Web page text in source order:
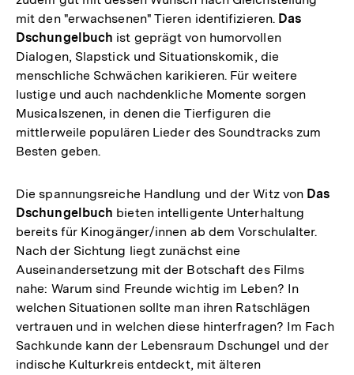
mit den "erwachsenen" Tieren identifizieren. Das
Dschungelbuch ist geprägt von humorvollen
Dialogen, Slapstick und Situationskomik, die
menschliche Schwächen karikieren. Für weitere
lustige und auch nachdenkliche Momente sorgen
Musicalszenen, in denen die Tierfiguren die
mittlerweile populären Lieder des Soundtracks zum
Besten geben.
Die spannungsreiche Handlung und der Witz von Das
Dschungelbuch bieten intelligente Unterhaltung
bereits für Kinogänger/innen ab dem Vorschulalter.
Nach der Sichtung liegt zunächst eine
Auseinandersetzung mit der Botschaft des Films
nahe: Warum sind Freunde wichtig im Leben? In
welchen Situationen sollte man ihren Ratschlägen
vertrauen und in welchen diese hinterfragen? Im Fach
Sachkunde kann der Lebensraum Dschungel und der
indische Kulturkreis entdeckt, mit älteren